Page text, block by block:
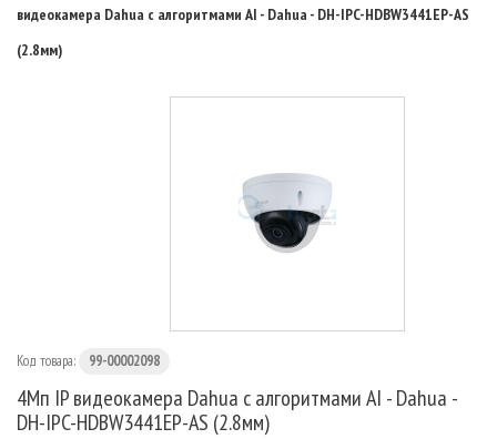
видеокамера Dahua с алгоритмами AI - Dahua - DH-IPC-HDBW3441EP-AS
(2.8мм)
Код товара: 99-00002098
4Мп IP видеокамера Dahua с алгоритмами AI - Dahua -
DH-IPC-HDBW3441EP-AS (2.8мм)